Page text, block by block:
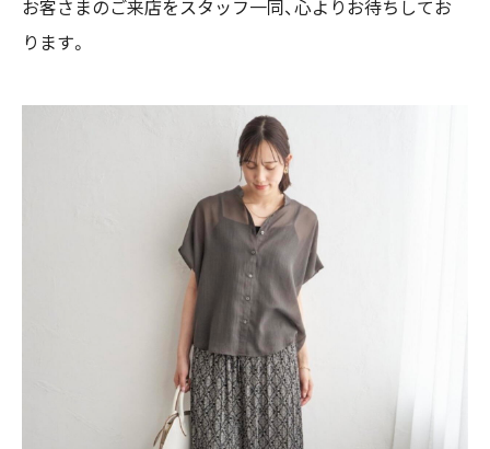
お客さまのご来店をスタッフ一同、心よりお待ちしてお
ります。